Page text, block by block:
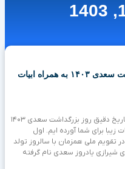
روز بزرگداشت سعدی ۱۴۰۳ به همراه ابیات
در این مطلب تاریخ دقیق روز بزرگداشت سعدی ۱۴۰۳
زیبا برای شما آورده ایم. اول
تقویم ملی همزمان با سالروز تولد
یادروز سعدی نام گرفته